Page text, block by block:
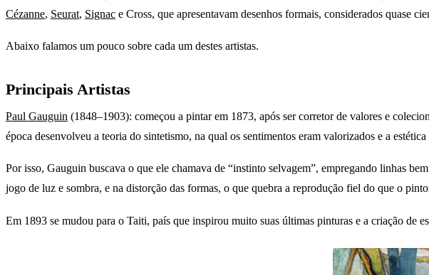
Cézanne, Seurat, Signac e Cross, que apresentavam desenhos formais, considerados quase
Abaixo falamos um pouco sobre cada um destes artistas.
Principais Artistas
Paul Gauguin (1848–1903): começou a pintar em 1873, após ser corretor de valores e
época desenvolveu a teoria do sintetismo, na qual os sentimentos eram valorizados e a
Por isso, Gauguin buscava o que ele chamava de “instinto selvagem”, empregando linhas
jogo de luz e sombra, e na distorção das formas, o que quebra a reprodução fiel do que o
Em 1893 se mudou para o Taiti, país que inspirou muito suas últimas pinturas e a criação de